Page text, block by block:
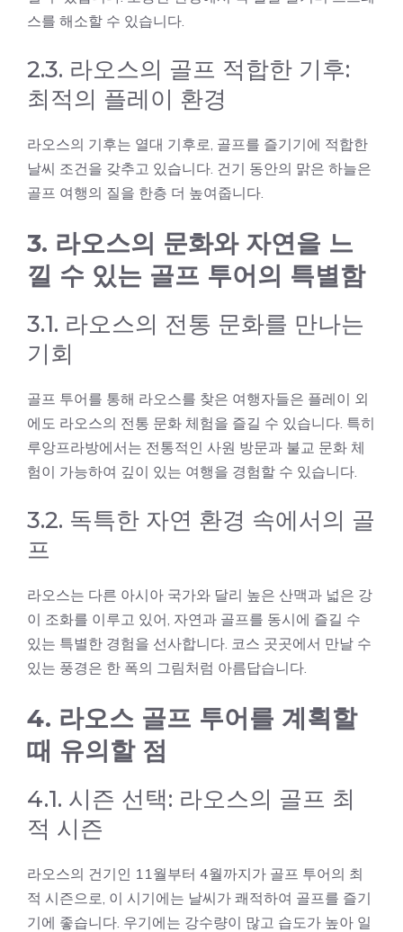
스를 해소할 수 있습니다.
2.3. 라오스의 골프 적합한 기후:
최적의 플레이 환경
라오스의 기후는 열대 기후로, 골프를 즐기기에 적합한
날씨 조건을 갖추고 있습니다. 건기 동안의 맑은 하늘은
골프 여행의 질을 한층 더 높여줍니다.
3. 라오스의 문화와 자연을 느
낄 수 있는 골프 투어의 특별함
3.1. 라오스의 전통 문화를 만나는
기회
골프 투어를 통해 라오스를 찾은 여행자들은 플레이 외
에도 라오스의 전통 문화 체험을 즐길 수 있습니다. 특히
루앙프라방에서는 전통적인 사원 방문과 불교 문화 체
험이 가능하여 깊이 있는 여행을 경험할 수 있습니다.
3.2. 독특한 자연 환경 속에서의 골
프
라오스는 다른 아시아 국가와 달리 높은 산맥과 넓은 강
이 조화를 이루고 있어, 자연과 골프를 동시에 즐길 수
있는 특별한 경험을 선사합니다. 코스 곳곳에서 만날 수
있는 풍경은 한 폭의 그림처럼 아름답습니다.
4. 라오스 골프 투어를 계획할
때 유의할 점
4.1. 시즌 선택: 라오스의 골프 최
적 시즌
라오스의 건기인 11월부터 4월까지가 골프 투어의 최
적 시즌으로, 이 시기에는 날씨가 쾌적하여 골프를 즐기
기에 좋습니다. 우기에는 강수량이 많고 습도가 높아 일